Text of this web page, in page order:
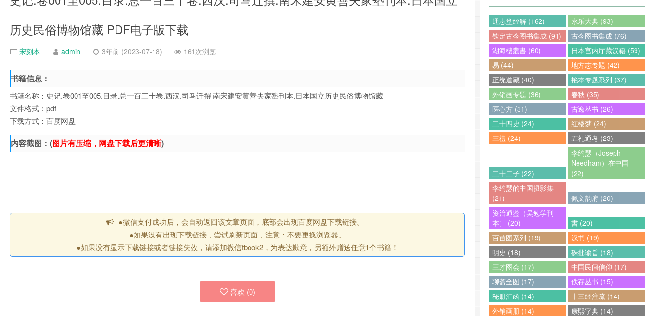
历史民俗博物馆藏 PDF电子版下载
宋刻本 admin 3年前 (2023-07-18) 161次浏览
书籍信息：
书籍名称：史记.卷001至005.目录.总一百三十卷.西汉.司马迁撰.南宋建安黄善夫家塾刊本.日本国立历史民俗博物馆藏
文件格式：pdf
下载方式：百度网盘
内容截图：(图片有压缩，网盘下载后更清晰)
●微信支付成功后，会自动返回该文章页面，底部会出现百度网盘下载链接。
●如果没有出现下载链接，尝试刷新页面，注意：不要更换浏览器。
●如果没有显示下载链接或者链接失效，请添加微信tbook2，为表达歉意，另额外赠送任意1个书籍！
喜欢 (0)
通志堂经解 (162)
永乐大典 (93)
钦定古今图书集成 (91)
古今图书集成 (76)
湖海樓叢書 (60)
日本宫内厅藏汉籍 (59)
易 (44)
地方志专题 (42)
正统道藏 (40)
艳本专题系列 (37)
外销画专题 (36)
春秋 (35)
医心方 (31)
古逸丛书 (26)
二十四史 (24)
红楼梦 (24)
三禮 (24)
五礼通考 (23)
二十二子 (22)
李约瑟（Joseph
Needham）在中国
(22)
李约瑟的中国摄影集
(21)
佩文韵府 (20)
资治通鉴（吴勉学刊
本） (20)
書 (20)
百苗图系列 (19)
汉书 (19)
明史 (18)
硃批谕旨 (18)
三才图会 (17)
中国民间信仰 (17)
聊斋全图 (17)
佚存丛书 (15)
秘册汇函 (14)
十三经注疏 (14)
外销画册 (14)
康熙字典 (14)